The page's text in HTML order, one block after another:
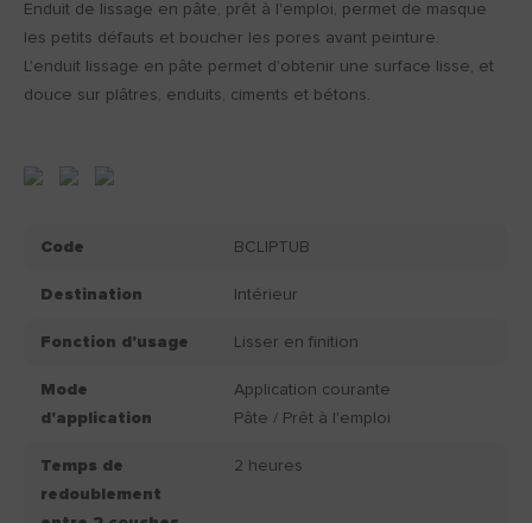
Enduit de lissage en pâte, prêt à l'emploi, permet de masque
les petits défauts et boucher les pores avant peinture.
L'enduit lissage en pâte permet d'obtenir une surface lisse, et
douce sur plâtres, enduits, ciments et bétons.
Code BCLIPTUB
Destination Intérieur
Fonction d'usage Lisser en finition
Mode
d'application
Application courante
Pâte / Prêt à l'emploi
Temps de
redoublement
2 heures